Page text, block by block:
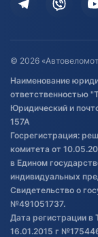
Дополнительные
Оставить отзыв
Договор
Обработка
Постановка
Обновления в
© 2026
Наименование
ответственностью
Юридический и
157А
Госрегистрация:
комитета от
в Едином
индивидуальных
Свидетельство о
№491051737.
Дата регистрации в
16.01.2015 г